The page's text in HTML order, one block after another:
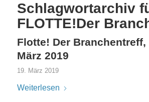
Schlagwortarchiv
FLOTTE!Der
Flotte! Der Branchentreff,
März 2019
19. März 2019
Weiterlesen